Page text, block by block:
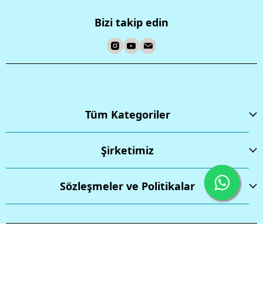
Bizi takip edin
Tüm Kategoriler
Şirketimiz
Sözleşmeler ve Politikalar